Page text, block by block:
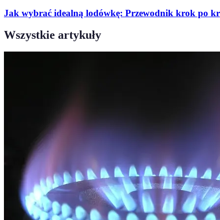
Jak wybrać idealną lodówkę: Przewodnik krok po
Wszystkie artykuły